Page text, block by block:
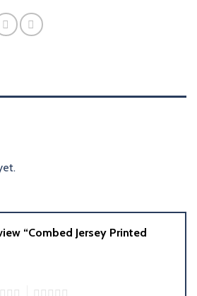
“Combed Jersey Printed